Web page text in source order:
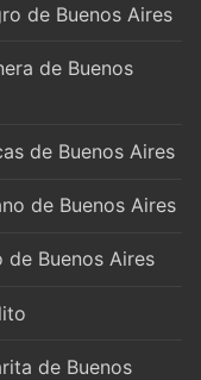
de Buenos Aires
de Buenos
de Buenos Aires
de Buenos Aires
Buenos Aires
de Buenos